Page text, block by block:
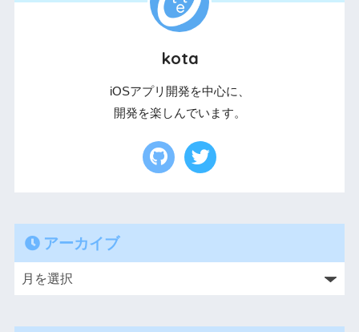
kota
iOSアプリ開発を中心に、
開発を楽しんでいます。
アーカイブ